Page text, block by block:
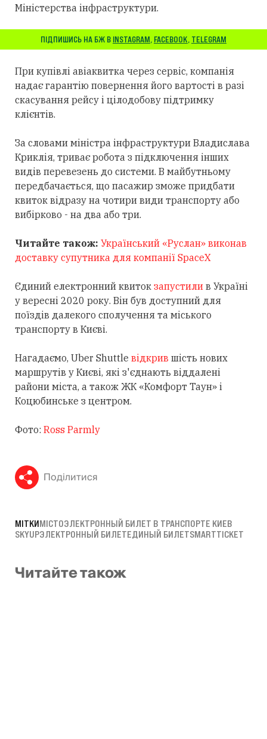
Міністерства інфраструктури.
ПІДПИШИСЬ НА БЖ В INSTAGRAM, FACEBOOK, TELEGRAM
При купівлі авіаквитка через сервіс, компанія
надає гарантію повернення його вартості в разі
скасування рейсу і цілодобову підтримку
клієнтів.
За словами міністра інфраструктури Владислава
Криклія, триває робота з підключення інших
видів перевезень до системи. В майбутньому
передбачається, що пасажир зможе придбати
квиток відразу на чотири види транспорту або
вибірково - на два або три.
Читайте також: Український «Руслан» виконав
доставку супутника для компанії SpaceX
Єдиний електронний квиток запустили в Україні
у вересні 2020 року. Він був доступний для
поїздів далекого сполучення та міського
транспорту в Києві.
Нагадаємо, Uber Shuttle відкрив шість нових
маршрутів у Києві, які з'єднають віддалені
райони міста, а також ЖК «Комфорт Таун» і
Коцюбинське з центром.
Фото: Ross Parmly
Поділитися
МІТКИМІСТОЭЛЕКТРОННЫЙ БИЛЕТ В ТРАНСПОРТЕ КИЕВ
SKYUPЭЛЕКТРОННЫЙ БИЛЕТЕДИНЫЙ БИЛЕТSMARTTICKET
Читайте також